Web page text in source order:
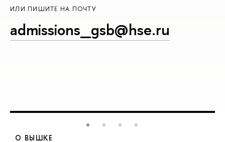
ИЛИ ПИШИТЕ НА ПОЧТУ
admissions_gsb@hse.ru
О ВЫШКЕ